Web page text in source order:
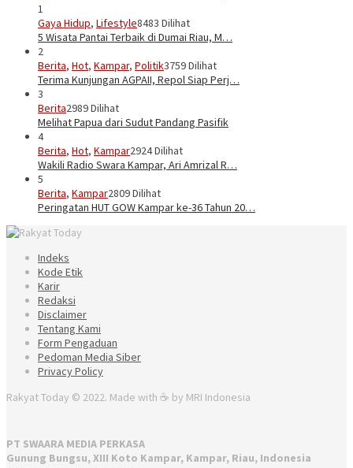
1
Gaya Hidup, Lifestyle8483 Dilihat
5 Wisata Pantai Terbaik di Dumai Riau, M…
2
Berita, Hot, Kampar, Politik3759 Dilihat
Terima Kunjungan AGPAII, Repol Siap Perj…
3
Berita2989 Dilihat
Melihat Papua dari Sudut Pandang Pasifik
4
Berita, Hot, Kampar2924 Dilihat
Wakili Radio Swara Kampar, Ari Amrizal R…
5
Berita, Kampar2809 Dilihat
Peringatan HUT GOW Kampar ke-36 Tahun 20…
Indeks
Kode Etik
Karir
Redaksi
Disclaimer
Tentang Kami
Form Pengaduan
Pedoman Media Siber
Privacy Policy
Rakyat Today © 2022. Made with ☕ by MRI Indonesia
PT SWAARA MEDIA PERKASA
Gunung Bungsu, XIII Koto Kampar, Kampar, Riau, Indonesia